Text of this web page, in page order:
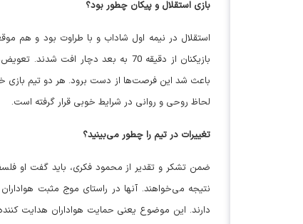
بازی استقلال و پیکان چطور بود؟
استقلال در نیمه اول شاداب و با طراوت بود و هم
بازیکنان از دقیقه 70 به بعد
باعث شد این فرصت‌ها از دست برود. هر دو تیم بازی
لحاظ روحی و روانی در شرایط خوبی قرار گرفته است.
تغییرات در تیم را چطور می‌بینید؟
ضمن تشکر و تقدیر از محمود فکری، باید گفت او
نتیجه می‌خواهند. آنها در راستای موج مثبت
دارند. این موضوع یعنی حمایت هواداران هدایت